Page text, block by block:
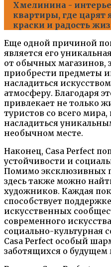
Хмелинина -
квартиры, где царят
краски и радость
Еще одной причиной
является его
от обычных магазинов,
приобрести предметы
насладиться
атмосферу. Благодаря
привлекает не только
туристов со всего
насладиться
необычном месте.
Наконец, Casa Perfect
устойчивости и
Помимо эксклюзивных
здесь также можно
художников. Каждая
способствует
искусственных
современного
социально-культурная
Casa Perfect особый
заботящихся о будущем